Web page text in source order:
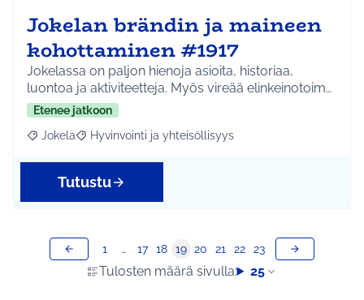
Jokelan brändin ja maineen
kohottaminen #1917
Jokelassa on paljon hienoja asioita, historiaa,
luontoa ja aktiviteetteja. Myös vireää elinkeinotoim…
Etenee jatkoon
Rajaa tulokset aihepiirin mukaan: Jokela
Jokela Rajaa tulokset teeman mukaan: Hyvinvointi ja
Hyvinvointi ja yhteisöllisyys
Tutustu
Tulosten määrä sivulla: 25
1 … 17 18 19 20 21 22 23